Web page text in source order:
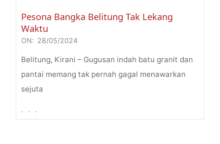
Pesona Bangka Belitung Tak Lekang
Waktu
2024-
05-
28
ON: 28/05/2024
Belitung, Kirani – Gugusan indah batu granit dan
pantai memang tak pernah gagal menawarkan
sejuta
. . .